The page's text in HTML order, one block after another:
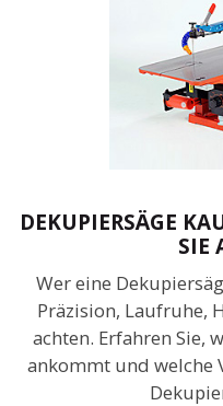
DEKUPIERSÄGE
SIE
Wer eine
Präzision, Laufruhe,
achten. Erfahren Sie,
ankommt und welche